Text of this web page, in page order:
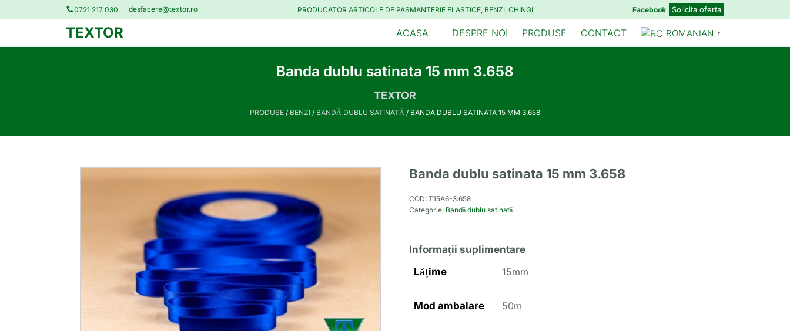
0721 217 030 desfacere@textor.ro PRODUCATOR ARTICOLE DE PASMANTERIE ELASTICE, BENZI, CHINGI Facebook Solicita oferta
TEXTOR ACASA DESPRE NOI PRODUSE CONTACT ROMANIAN ▼
Banda dublu satinata 15 mm 3.658
TEXTOR
PRODUSE / BENZI / BANDĂ DUBLU SATINATĂ / BANDA DUBLU SATINATA 15 MM 3.658
Banda dublu satinata 15 mm 3.658
COD: T15A6-3.658
Categorie: Bandă dublu satinată
Informații suplimentare
Lățime
15mm
Mod ambalare 50m